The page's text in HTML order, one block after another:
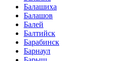
Балашиха
Балашов
Балей
Балтийск
Барабинск
Барнаул